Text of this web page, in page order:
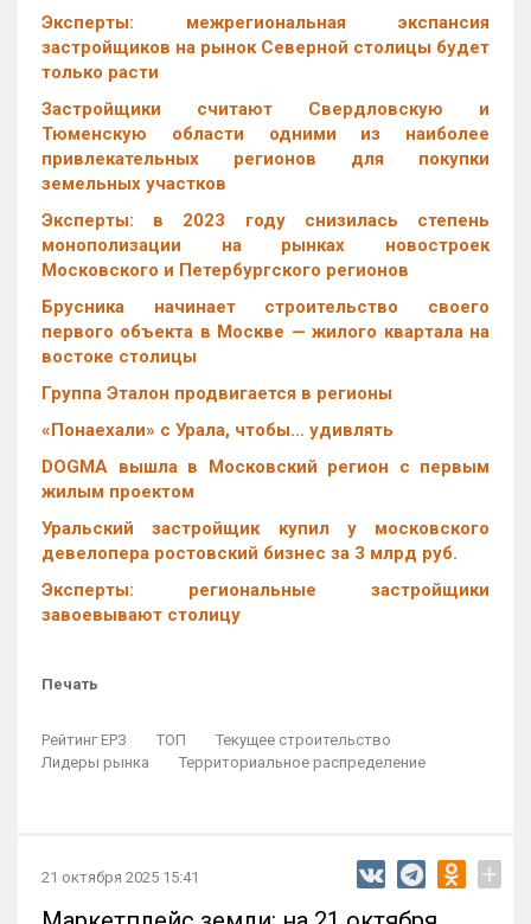
Эксперты: межрегиональная экспансия
застройщиков на рынок Северной столицы будет
только расти
Застройщики считают Свердловскую и
Тюменскую области одними из наиболее
привлекательных регионов для покупки
земельных участков
Эксперты: в 2023 году снизилась степень
монополизации на рынках новостроек
Московского и Петербургского регионов
Брусника начинает строительство своего
первого объекта в Москве — жилого квартала на
востоке столицы
Группа Эталон продвигается в регионы
«Понаехали» с Урала, чтобы… удивлять
DOGMA вышла в Московский регион с первым
жилым проектом
Уральский застройщик купил у московского
девелопера ростовский бизнес за 3 млрд руб.
Эксперты: региональные застройщики
завоевывают столицу
Печать
Рейтинг ЕРЗ ТОП
Текущее строительство
Лидеры рынка
Территориальное распределение
21 октября 2025 15:41 +